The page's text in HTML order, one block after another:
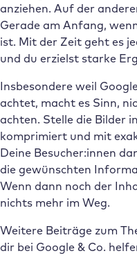
anziehen. Auf der
Gerade am Anfang,
ist. Mit der Zeit geht es
und du erzielst starke
Insbesondere weil
achtet, macht es Sinn,
achten. Stelle die Bilder
komprimiert und mit
Deine Besucher:innen
die gewünschten
Wenn dann noch der
nichts mehr im Weg.
Weitere Beiträge zum
dir bei Google & Co.